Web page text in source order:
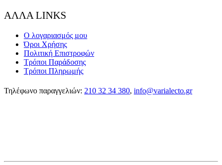
ΑΛΛΑ LINKS
Ο λογαριασμός μου
Όροι Χρήσης
Πολιτική Επιστροφών
Τρόποι Παράδοσης
Τρόποι Πληρωμής
Τηλέφωνο παραγγελιών: 210 32 34 380, info@varialecto.gr